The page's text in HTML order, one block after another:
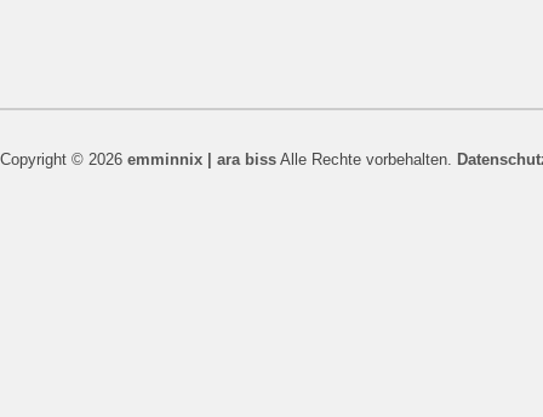
Copyright © 2026 emminnix | ara biss Alle Rechte vorbehalten.